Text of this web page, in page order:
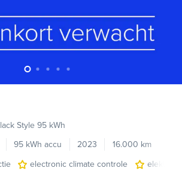
Style 95 kWh
95 kWh accu 2023
16.000 km
electronic climate controle